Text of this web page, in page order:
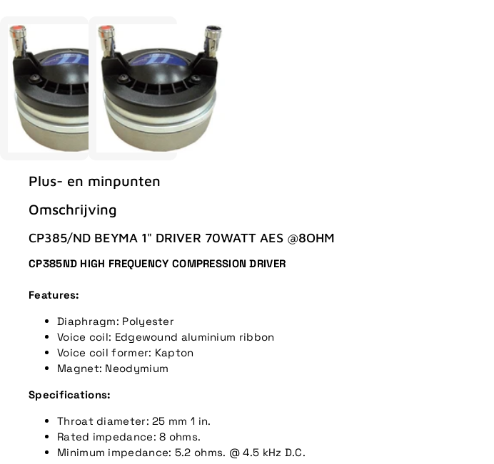
Plus- en minpunten
Omschrijving
CP385/ND BEYMA 1" DRIVER 70WATT AES @8OHM
CP385ND HIGH FREQUENCY COMPRESSION DRIVER
Features:
Diaphragm: Polyester
Voice coil: Edgewound aluminium ribbon
Voice coil former: Kapton
Magnet: Neodymium
Specifications:
Throat diameter: 25 mm 1 in.
Rated impedance: 8 ohms.
Minimum impedance: 5.2 ohms. @ 4.5 kHz D.C.